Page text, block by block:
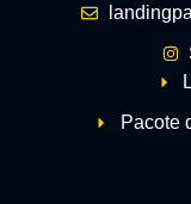
Pacote